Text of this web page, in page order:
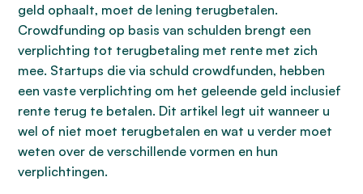
geld ophaalt, moet de lening terugbetalen.
Crowdfunding op basis van schulden brengt een
verplichting tot terugbetaling met rente met zich
mee. Startups die via schuld crowdfunden, hebben
een vaste verplichting om het geleende geld inclusief
rente terug te betalen. Dit artikel legt uit wanneer u
wel of niet moet terugbetalen en wat u verder moet
weten over de verschillende vormen en hun
verplichtingen.